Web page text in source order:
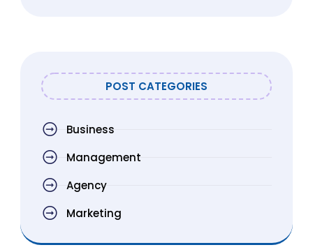
POST CATEGORIES
Business
Management
Agency
Marketing